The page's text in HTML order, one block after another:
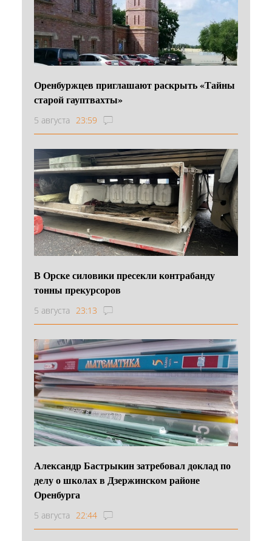
Оренбуржцев приглашают раскрыть «Тайны
старой гауптвахты»
5 августа 23:59
В Орске силовики пресекли контрабанду
тонны прекурсоров
5 августа 23:13
Александр Бастрыкин затребовал доклад по
делу о школах в Дзержинском районе
Оренбурга
5 августа 22:44